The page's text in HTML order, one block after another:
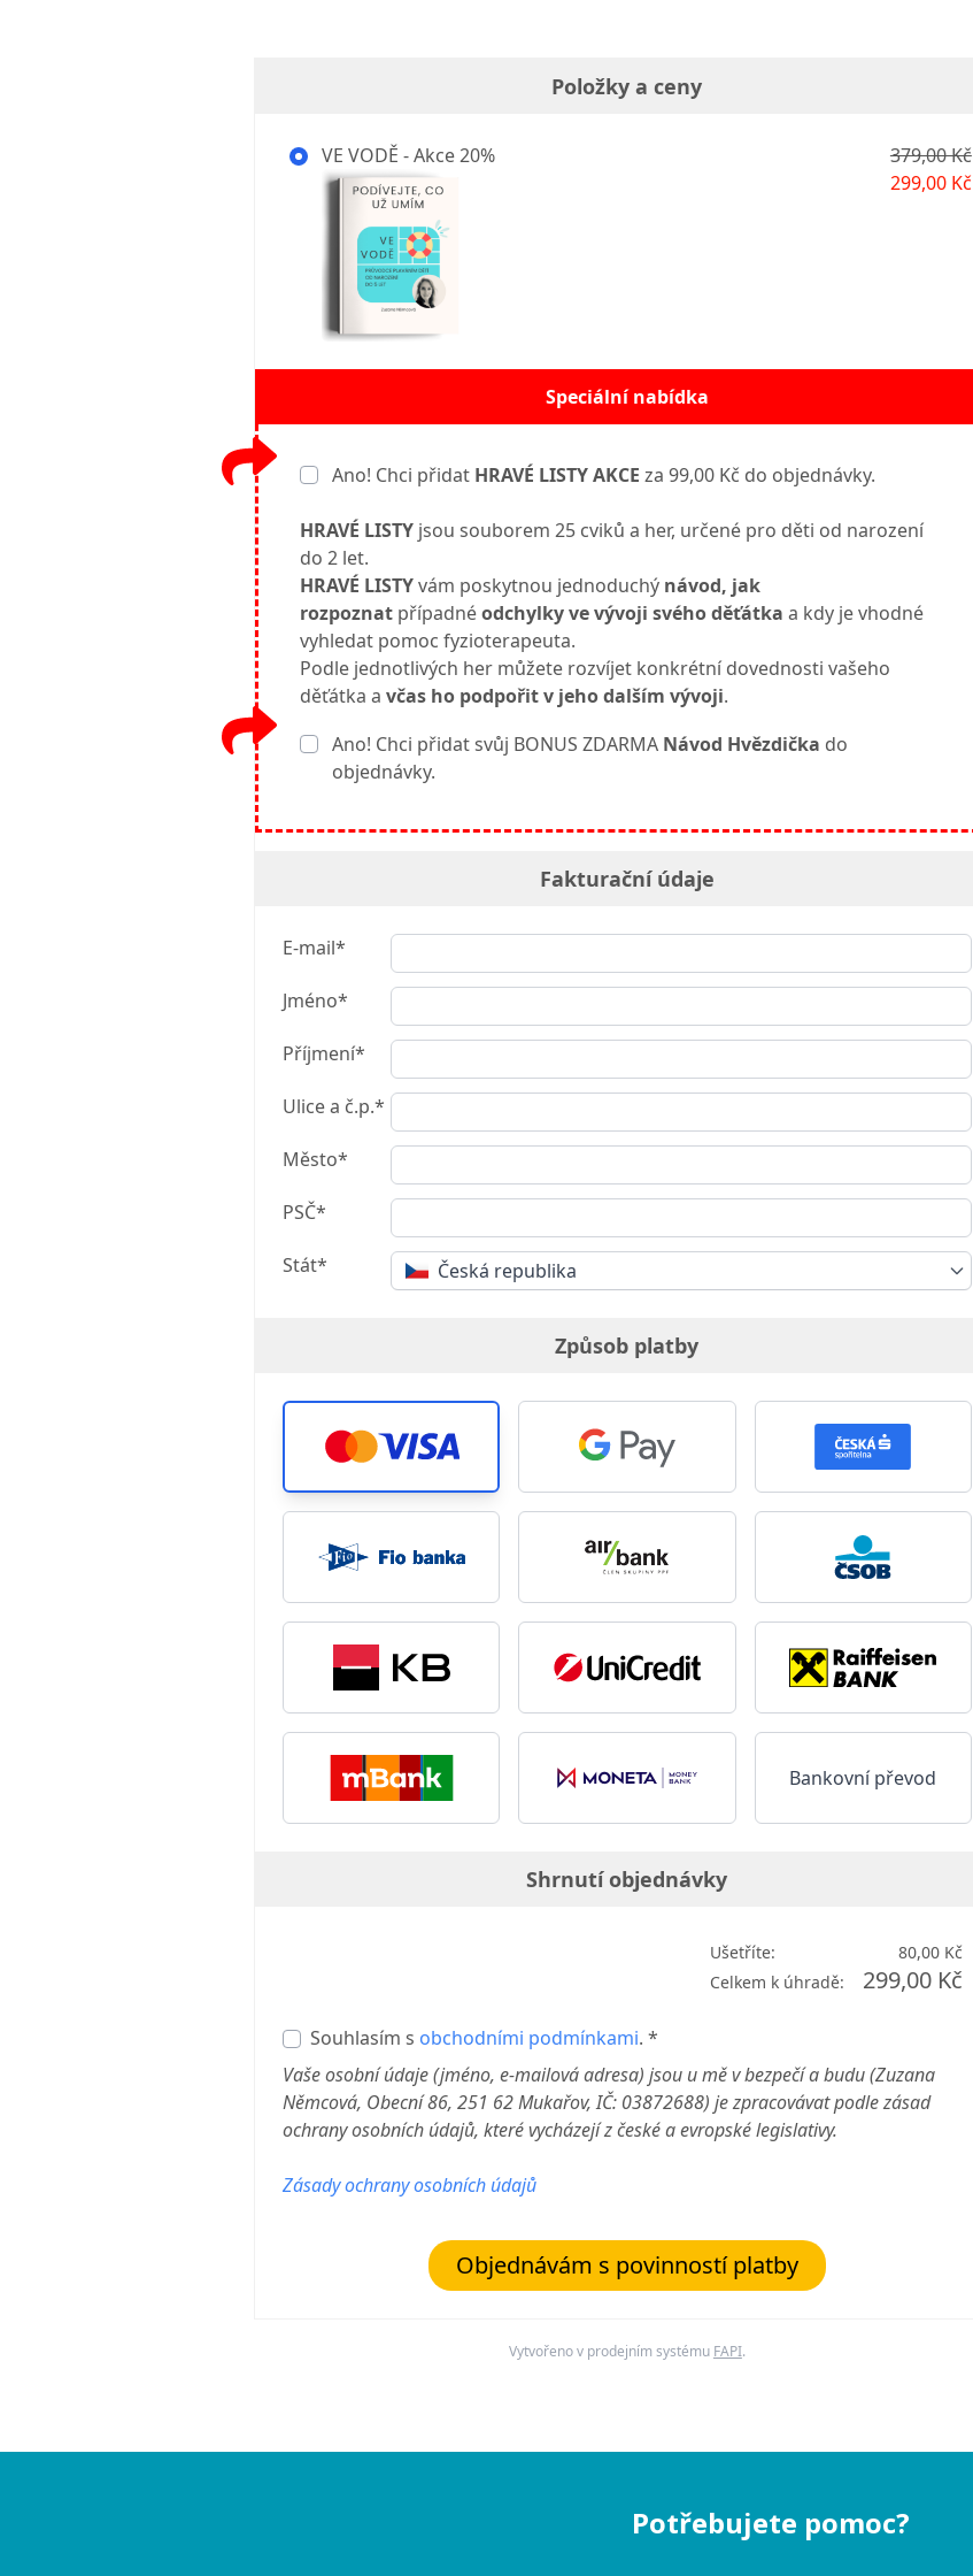
Položky a ceny
VE VODĚ - Akce 20%
379,00 Kč
299,00 Kč
Speciální nabídka
Ano! Chci přidat HRAVÉ LISTY AKCE za 99,00 Kč do objednávky.
HRAVÉ LISTYjsou souborem 25 cviků a her, určené pro děti od narození
do 2 let.
HRAVÉ LISTYvám poskytnou jednoduchý návod, jak
rozpoznatpřípadnéodchylky ve vývoji svého děťátka a kdy je vhodné
vyhledat pomoc fyzioterapeuta.
Podle jednotlivých her můžete rozvíjet konkrétní dovednosti vašeho
děťátka a včas ho podpořit v jeho dalším vývoji.
Ano! Chci přidat svůj BONUS ZDARMA Návod Hvězdička do
objednávky.
Fakturační údaje
E-mail*
Jméno*
Příjmení*
Ulice a č.p.*
Město*
PSČ*
Stát* Česká republika
Způsob platby
Bankovní převod
Shrnutí objednávky
Ušetříte:
80,00 Kč
Celkem k úhradě:
299,00 Kč
Souhlasím s obchodními podmínkami. *
Vaše osobní údaje (jméno, e-mailová adresa) jsou u mě v bezpečí a budu (Zuzana
Němcová, Obecní 86, 251 62 Mukařov, IČ: 03872688) je zpracovávat podle zásad
ochrany osobních údajů, které vycházejí z české a evropské legislativy.
Zásady ochrany osobních údajů
Objednávám s povinností platby
Vytvořeno v prodejním systému FAPI.
Potřebujete pomoc?